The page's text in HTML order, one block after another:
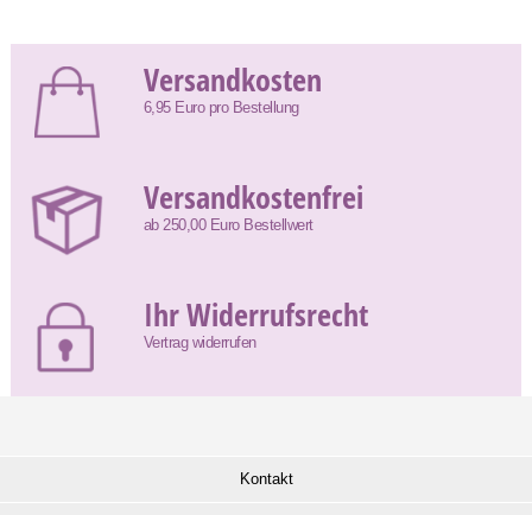
Versandkosten
6,95 Euro pro Bestellung
Versandkostenfrei
ab 250,00 Euro Bestellwert
Ihr Widerrufsrecht
Vertrag widerrufen
Kontakt